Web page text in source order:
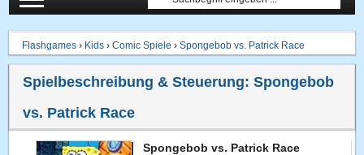
Flashgames › Kids ›Comic Spiele ›Spongebob vs. Patrick Race
Spielbeschreibung & Steuerung:Spongebob
vs. Patrick Race
Spongebob vs. Patrick Race